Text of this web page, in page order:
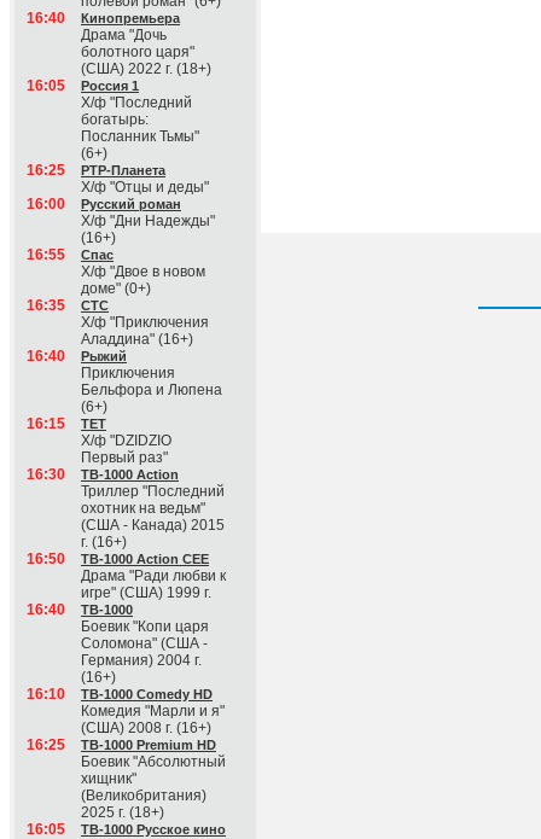
16:40
Кинопремьера
Драма "Дочь
болотного царя"
(США) 2022 г. (18+)
16:05
Россия 1
Х/ф "Последний
богатырь:
Посланник Тьмы"
(6+)
16:25
РТР-Планета
Х/ф "Отцы и деды"
16:00
Русский роман
Х/ф "Дни Надежды"
(16+)
16:55
Спас
Х/ф "Двое в новом
доме" (0+)
16:35
СТС
Х/ф "Приключения
Аладдина" (16+)
16:40
Рыжий
Приключения
Бельфора и Люпена
(6+)
16:15
ТЕТ
Х/ф "DZIDZIO
Первый раз"
16:30
ТВ-1000 Action
Триллер "Последний
охотник на ведьм"
(США - Канада) 2015
г. (16+)
16:50
ТВ-1000 Action CEE
Драма "Ради любви к
игре" (США) 1999 г.
16:40
ТВ-1000
Боевик "Копи царя
Соломона" (США -
Германия) 2004 г.
(16+)
16:10
ТВ-1000 Comedy HD
Комедия "Марли и я"
(США) 2008 г. (16+)
16:25
ТВ-1000 Premium HD
Боевик "Абсолютный
хищник"
(Великобритания)
2025 г. (18+)
16:05
ТВ-1000 Русское кино